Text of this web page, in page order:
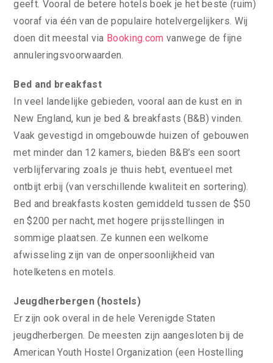
geeft. Vooral de betere hotels boek je het beste (ruim)
vooraf via één van de populaire hotelvergelijkers. Wij
doen dit meestal via Booking.com vanwege de fijne
annuleringsvoorwaarden.
Bed and breakfast
In veel landelijke gebieden, vooral aan de kust en in
New England, kun je bed & breakfasts (B&B) vinden.
Vaak gevestigd in omgebouwde huizen of gebouwen
met minder dan 12 kamers, bieden B&B’s een soort
verblijfervaring zoals je thuis hebt, eventueel met
ontbijt erbij (van verschillende kwaliteit en sortering).
Bed and breakfasts kosten gemiddeld tussen de $50
en $200 per nacht, met hogere prijsstellingen in
sommige plaatsen. Ze kunnen een welkome
afwisseling zijn van de onpersoonlijkheid van
hotelketens en motels.
Jeugdherbergen (hostels)
Er zijn ook overal in de hele Verenigde Staten
jeugdherbergen. De meesten zijn aangesloten bij de
American Youth Hostel Organization (een Hostelling